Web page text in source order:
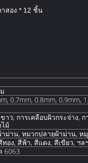
าสอง * 12 ชิ้น
0.7mm, 0.8mm, 0.9mm,
าว, การเคลือบผิวกระจ่าง,
ม้
าม่าน, หมวกปลายผ้าม่าน, ห
อง, สีฟ้า, สีแดง, สีเขียว, ฯล
6063